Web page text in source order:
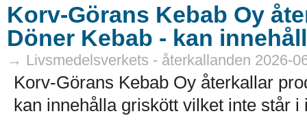
Korv-Görans Kebab Oy
Döner Kebab - kan
→ Livsmedelsverkets - återkallanden 2026-
Korv-Görans Kebab Oy återkallar
kan innehålla griskött vilket inte står